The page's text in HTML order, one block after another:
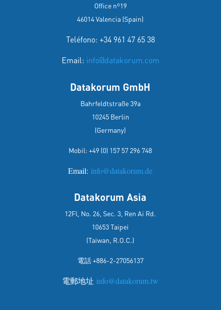
Office nº19
46014 Valencia (Spain)
Teléfono: +34 961 47 65 38
Email: info@datakorum.com
Datakorum GmbH
Bahrfeldtstraße 39a
10245 Berlin
(Germany)
Mobil:+49 (0) 157 57 296 748
Email: info@datakorum.de
Datakorum Asia
12Fl, No. 26, Sec. 3, Ren Ai Rd.
10653 Taipei
(Taiwan, R.O.C.)
電話 +886-2-27056137
電郵地址 info@datakorum.tw